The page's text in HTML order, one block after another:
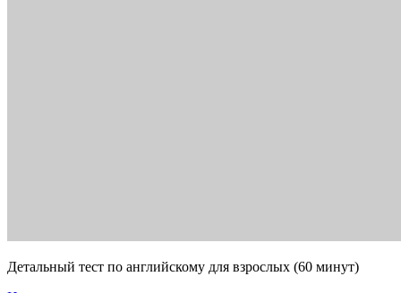
Детальный тест по английскому для взрослых (60 минут)